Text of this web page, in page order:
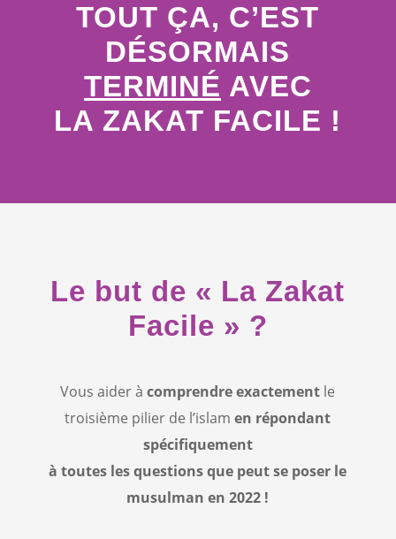
TOUT ÇA, C’EST
DÉSORMAIS
TERMINÉ AVEC
LA ZAKAT FACILE !
Le but de « La Zakat
Facile » ?
Vous aider àcomprendre exactement le
troisième pilier de l’islam en répondant
spécifiquement
à toutes les questions que peut se poser le
musulman en 2022 !